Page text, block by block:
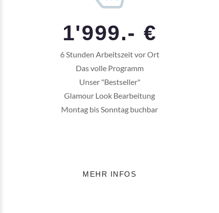
1'999.- €
6 Stunden Arbeitszeit vor Ort
Das volle Programm
Unser "Bestseller"
Glamour Look Bearbeitung
Montag bis Sonntag buchbar
MEHR INFOS